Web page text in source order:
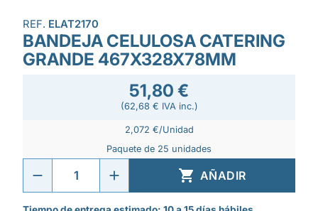
REF. ELAT2170
BANDEJA CELULOSA CATERING
GRANDE 467X328X78MM
51,80 €
(62,68 € IVA inc.)
2,072 €/Unidad
Paquete de 25 unidades
 AÑADIR